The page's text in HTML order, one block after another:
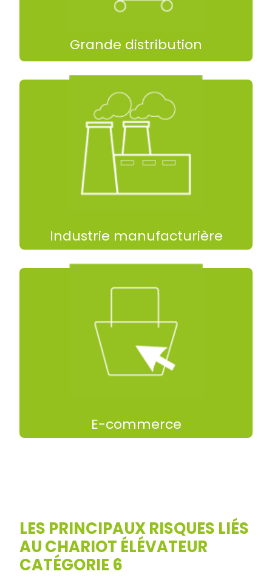
Grande distribution
Présent dans les entrepôts régionaux et
Industrie manufacturière
Utilisé pour le stockage vertical de
composants, de pièces ou de produits
semi-finis, notamment lorsque l’accès
direct aux emplacements hauts est
nécessaire.
E-commerce
la préparation de commandes multi-
références, il offre une grande précision en
hauteur, indispensable pour limiter les
erreurs et tenir les délais.
LES PRINCIPAUX RISQUES LIÉS
AU CHARIOT ÉLÉVATEUR
CATÉGORIE 6